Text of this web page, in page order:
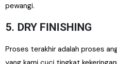
pewangi.
5. DRY FINISHING
Proses terakhir adalah proses